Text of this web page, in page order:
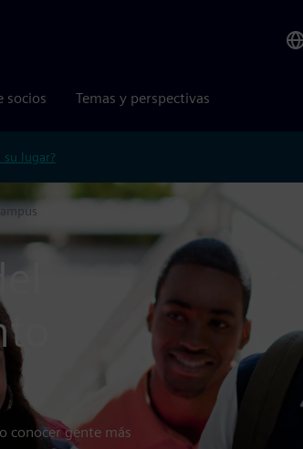
socios Temas y perspectivas
su lugar?
conocer gente más